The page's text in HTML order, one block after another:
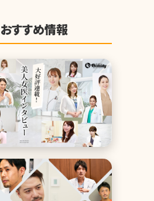
おすすめ情報